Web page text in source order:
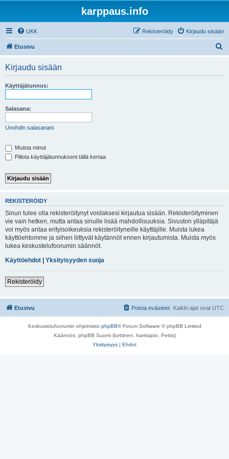
karppaus.info
UKK Kirjaudu sisään
Rekisteröidy
Etusivu
Kirjaudu sisään
Käyttäjätunnus:
Salasana:
Unohdin salasanani
Muista minut
Piilota käyttäjätunnukseni tällä kertaa
REKISTERÖIDY
Sinun tulee olla rekisteröitynyt voidaksesi kirjautua sisään. Rekisteröityminen
vie vain hetken, mutta antaa sinulle lisää mahdollisuuksia. Sivuston ylläpitäjä
voi myös antaa erityisoikeuksia rekisteröityneille käyttäjille. Muista lukea
käyttöehtomme ja siihen liittyvät käytännöt ennen kirjautumista. Muista myös
lukea keskustelufoorumin säännöt.
Käyttöehdot | Yksityisyyden suoja
Rekisteröidy
Etusivu Kaikki ajat ovat UTC
Poista evästeet
Keskustelufoorumin ohjelmisto phpBB® Forum Software © phpBB Limited
Käännös: phpBB Suomi (lurttinen, harritapio, Pettis)
Yksityisyys | Ehdot